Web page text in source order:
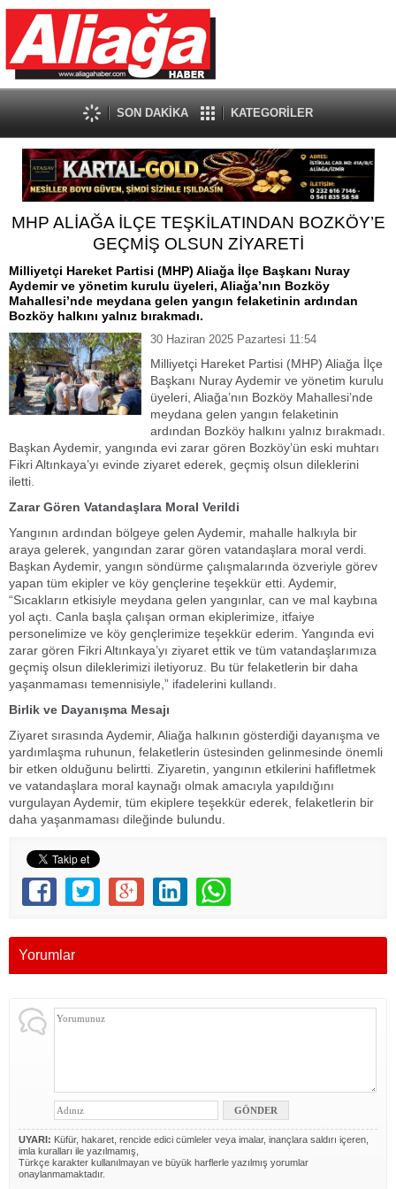
SON DAKİKA KATEGORİLER
MHP ALİAĞA İLÇE TEŞKİLATINDAN BOZKÖY’E
GEÇMİŞ OLSUN ZİYARETİ
Milliyetçi Hareket Partisi (MHP) Aliağa İlçe Başkanı Nuray
Aydemir ve yönetim kurulu üyeleri, Aliağa’nın Bozköy
Mahallesi’nde meydana gelen yangın felaketinin ardından
Bozköy halkını yalnız bırakmadı.
30 Haziran 2025 Pazartesi 11:54
Milliyetçi Hareket Partisi (MHP) Aliağa İlçe
Başkanı Nuray Aydemir ve yönetim kurulu
üyeleri, Aliağa’nın Bozköy Mahallesi’nde
meydana gelen yangın felaketinin
ardından Bozköy halkını yalnız bırakmadı.
Başkan Aydemir, yangında evi zarar gören Bozköy’ün eski muhtarı
Fikri Altınkaya’yı evinde ziyaret ederek, geçmiş olsun dileklerini
iletti.
Zarar Gören Vatandaşlara Moral Verildi
Yangının ardından bölgeye gelen Aydemir, mahalle halkıyla bir
araya gelerek, yangından zarar gören vatandaşlara moral verdi.
Başkan Aydemir, yangın söndürme çalışmalarında özveriyle görev
yapan tüm ekipler ve köy gençlerine teşekkür etti. Aydemir,
“Sıcakların etkisiyle meydana gelen yangınlar, can ve mal kaybına
yol açtı. Canla başla çalışan orman ekiplerimize, itfaiye
personelimize ve köy gençlerimize teşekkür ederim. Yangında evi
zarar gören Fikri Altınkaya’yı ziyaret ettik ve tüm vatandaşlarımıza
geçmiş olsun dileklerimizi iletiyoruz. Bu tür felaketlerin bir daha
yaşanmaması temennisiyle,” ifadelerini kullandı.
Birlik ve Dayanışma Mesajı
Ziyaret sırasında Aydemir, Aliağa halkının gösterdiği dayanışma ve
yardımlaşma ruhunun, felaketlerin üstesinden gelinmesinde önemli
bir etken olduğunu belirtti. Ziyaretin, yangının etkilerini hafifletmek
ve vatandaşlara moral kaynağı olmak amacıyla yapıldığını
vurgulayan Aydemir, tüm ekiplere teşekkür ederek, felaketlerin bir
daha yaşanmaması dileğinde bulundu.
Yorumlar
UYARI: Küfür, hakaret, rencide edici cümleler veya imalar, inançlara saldırı içeren,
imla kuralları ile yazılmamış,
Türkçe karakter kullanılmayan ve büyük harflerle yazılmış yorumlar
onaylanmamaktadır.